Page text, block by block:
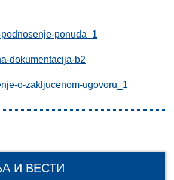
ponuda_1
dokumentacija-b2
o-zakljucenom-ugovoru_1
И ВЕСТИ